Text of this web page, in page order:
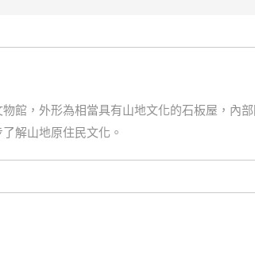
，外形為相當具有山地文化的石板屋，內
解山地原住民文化。